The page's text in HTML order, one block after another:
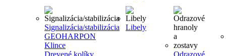
Signalizácia/stabilizácia
GEOHARPON
Klince
Drevené kolíky
Libely
Odrazové